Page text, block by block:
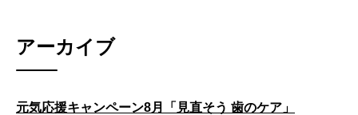
アーカイブ
元気応援キャンペーン8月「見直そう 歯のケア」